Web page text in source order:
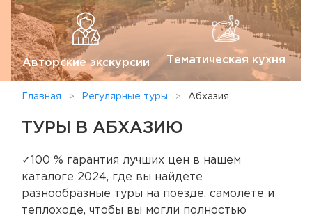
Авторские экскурсии Тематическая кухня
Главная Регулярные туры Абхазия
ТУРЫ В АБХАЗИЮ
✓100 % гарантия лучших цен в нашем
каталоге 2024, где вы найдете
разнообразные туры на поезде, самолете и
теплоходе, чтобы вы могли полностью